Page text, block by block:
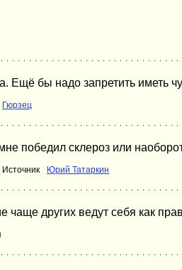
Ещё бы надо запретить иметь
Гюрзец
победил склероз или
Источник Юрий Татаркин
других ведут себя как